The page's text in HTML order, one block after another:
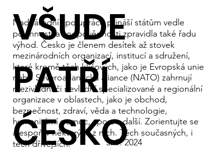
Nadnárodní spolupráce přináší státům vedle
povinností a zodpovědnosti zpravidla také řadu
výhod. Česko je členem desítek až stovek
mezinárodních organizací, institucí a sdružení,
které kromě těch klíčových, jako je Evropská unie
nebo Severoatlantická aliance (NATO) zahrnují
mezivládní či nevládní specializované a regionální
organizace v oblastech, jako je obchod,
bezpečnost, zdraví, věda a technologie,
humanitární pomoc, sport a další. Zorientujte se
alespoň v některých z nich. Těch současných, i
těch dřívějších.
VŠUDE
PATŘÍ
ĆESKO
3. 9. 2024